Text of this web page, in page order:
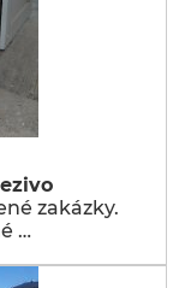
zakázky.
…